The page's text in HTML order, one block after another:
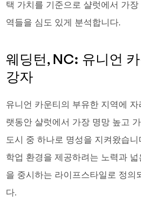
택 가치를 기준으로 샬럿에서 가장
역들을 심도 있게 분석합니다.
웨딩턴, NC: 유니언
강자
유니언 카운티의 부유한 지역에
랫동안 샬럿에서 가장 명망 높고
도시 중 하나로 명성을 지켜왔습니
학업 환경을 제공하려는 노력과
을 중시하는 라이프스타일로 정의
다.